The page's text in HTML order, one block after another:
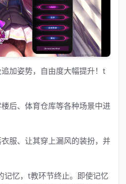
加姿势，自由度大幅提升！t
后、体育仓库等各种场景中进
服、让其穿上漏风的装扮，并
记忆，t教环节终止。即使记忆